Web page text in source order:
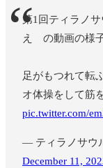
第1回ティラノ
え の動画の様子
足がもつれて転
オ体操をして筋
pic.twitter.com/
— ティラノサウ
December 11,